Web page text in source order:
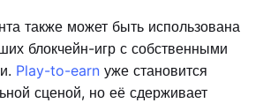
также может быть использована
блокчейн-игр с собственными
Play-to-earn уже становится
сценой, но её сдерживает